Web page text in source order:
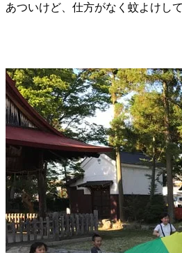
あついけど、仕方がなく蚊よけし